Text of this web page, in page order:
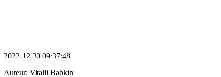
2022-12-30 09:37:48
Auteur: Vitalii Babkin